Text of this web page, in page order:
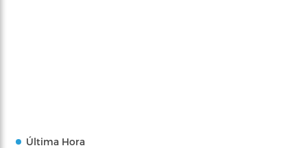
Última Hora